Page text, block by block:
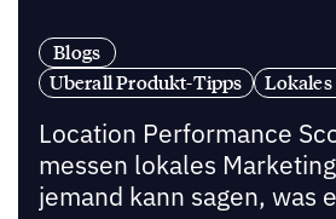
Blogs
Uberall Produkt-Tipps
Location Performance
messen lokales
jemand kann sagen, was